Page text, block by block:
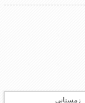
زمستانی